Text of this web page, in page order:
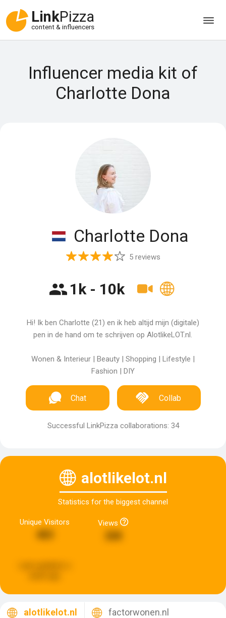
LinkPizza
content & influencers
Influencer media kit of
Charlotte Dona
Charlotte Dona
5 reviews
1k - 10k
Hi! Ik ben Charlotte (21) en ik heb altijd mijn (digitale)
pen in de hand om te schrijven op AlotlikeLOT.nl.
Wonen & Interieur | Beauty | Shopping | Lifestyle |
Fashion | DIY
Chat Collab
Successful LinkPizza collaborations: 34
alotlikelot.nl
Statistics for the biggest channel
Unique Visitors
483
Views
268
alotlikelot.nl
factorwonen.nl